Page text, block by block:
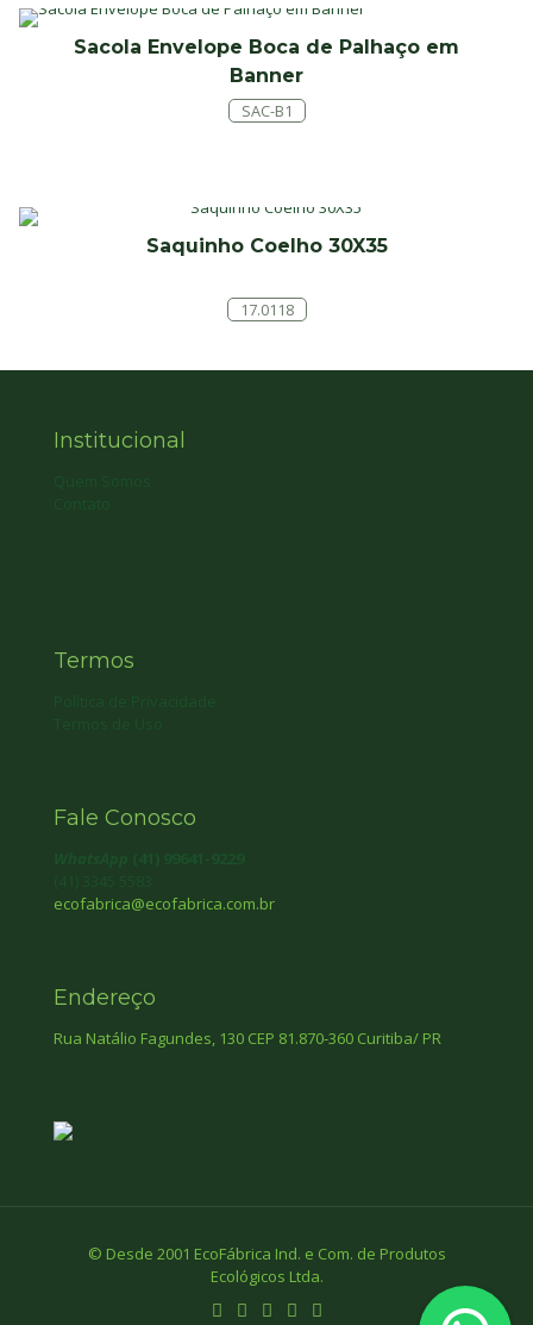
Sacola Envelope Boca de Palhaço em
Banner
SAC-B1
Saquinho Coelho 30X35
17.0118
Institucional
Termos
Fale Conosco
ecofabrica@ecofabrica.com.br
Endereço
Rua Natálio Fagundes, 130 CEP 81.870-360 Curitiba/ PR
© Desde 2001 EcoFábrica Ind. e Com. de Produtos
Ecológicos Ltda.